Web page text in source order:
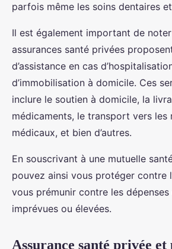
parfois même les soins dentaires
Il est également important de
assurances santé privées
d’assistance en cas
d’immobilisation à domicile. Ces
inclure le soutien à domicile, la
médicaments, le transport vers les
médicaux, et bien d’autres.
En souscrivant à une mutuelle
pouvez ainsi vous protéger contre
vous prémunir contre les dépenses
imprévues ou élevées.
Assurance santé privée